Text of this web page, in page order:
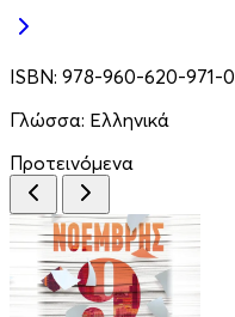
ISBN: 978-960-620-971-0
Γλώσσα: Ελληνικά
Προτεινόμενα